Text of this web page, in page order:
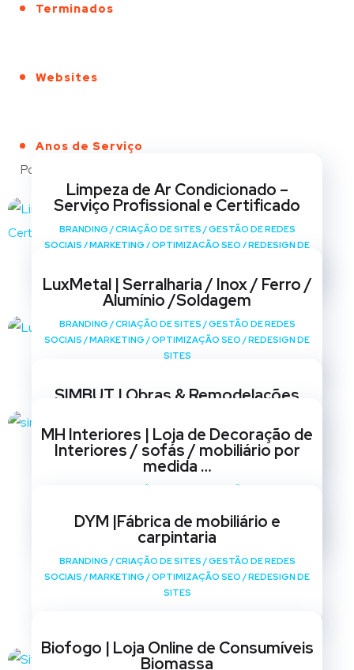
Terminados
Websites
Anos de Serviço
Portfólio
Limpeza de Ar Condicionado –
Serviço Profissional e Certificado
BRANDING /CRIAÇÃO DE SITES /GESTÃO DE REDES
SOCIAIS /MARKETING /OPTIMIZAÇÃO SEO /REDESIGN DE
LuxMetal | Serralharia / Inox / Ferro /
Alumínio /Soldagem
BRANDING /CRIAÇÃO DE SITES /GESTÃO DE REDES
SOCIAIS /MARKETING /OPTIMIZAÇÃO SEO /REDESIGN DE
SITES
SIMBUT | Obras & Remodelações
SOCIAIS /MARKETING OPTIMIZAÇÃO SEO/ REDESIGN DE
SITES
MH Interiores | Loja de Decoração de
Interiores / sofás / mobiliário por
medida …
SITES
DYM |Fábrica de mobiliário e
carpintaria
BRANDING /CRIAÇÃO DE SITES /GESTÃO DE REDES
SOCIAIS /MARKETING /OPTIMIZAÇÃO SEO /REDESIGN DE
SITES
Biofogo | Loja Online de Consumíveis
Biomassa